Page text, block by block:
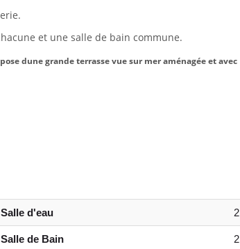
et une salle de bain commune.
dune grande terrasse vue sur meraménagée et avec
Salle d'eau 2
Salle de Bain 2